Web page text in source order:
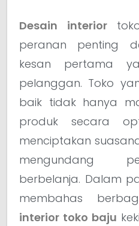
Desain interiortoko
peranan penting
kesan pertama
pelanggan. Toko
baik tidak hanya
produk secara
menciptakan
mengundang
berbelanja. Dalam
membahas
interior toko baju